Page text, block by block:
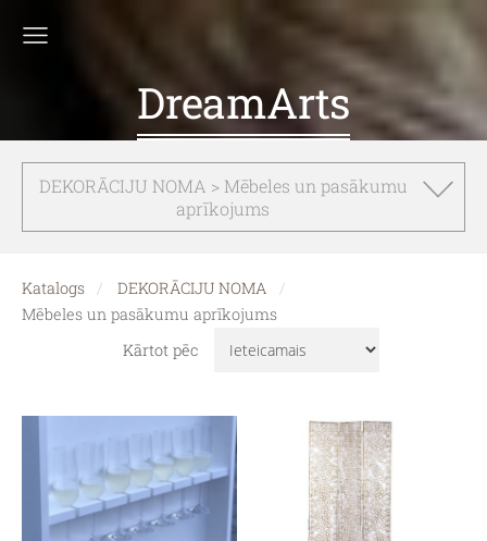
DreamArts
DEKORĀCIJU NOMA > Mēbeles un pasākumu
aprīkojums
Katalogs
DEKORĀCIJU NOMA
Mēbeles un pasākumu aprīkojums
Kārtot pēc